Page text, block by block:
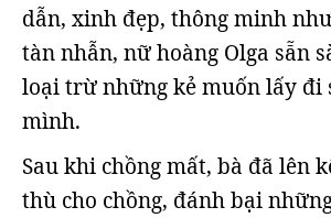
dẫn, xinh đẹp, thông minh
tàn nhẫn, nữ hoàng Olga sẵn
loại trừ những kẻ muốn lấy đi
mình.
Sau khi chồng mất, bà đã lên
thù cho chồng, đánh bại